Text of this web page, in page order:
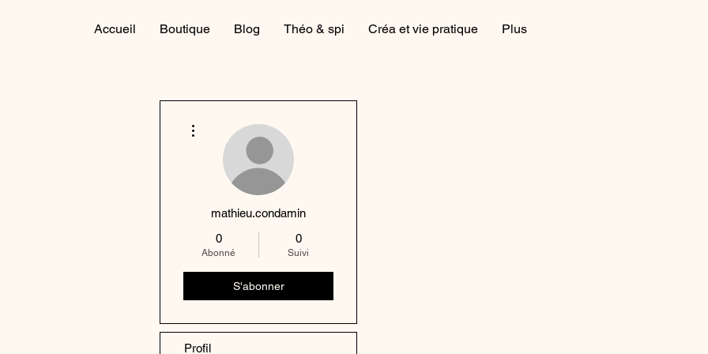
Accueil Boutique Blog Théo & spi Créa et vie pratique Plus
mathieu.condamin
0
Abonné
0
Suivi
S'abonner
Profil